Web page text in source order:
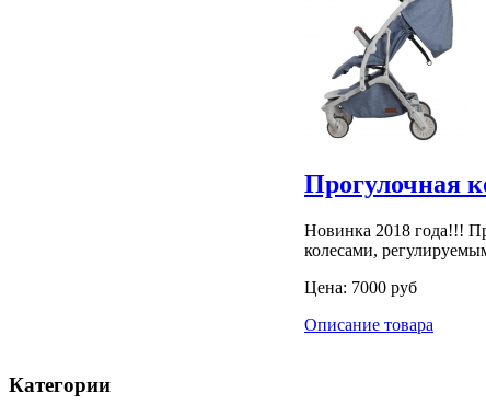
Прогулочная
Новинка 2018 года!!!
колесами,
Цена: 7000 руб
Описание товара
Категории